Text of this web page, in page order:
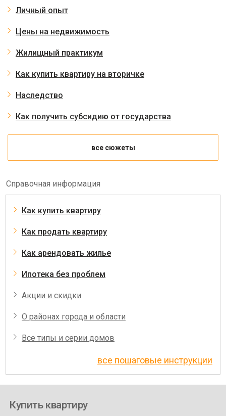
Личный опыт
Цены на недвижимость
Жилищный практикум
Как купить квартиру на вторичке
Наследство
Как получить субсидию от государства
все сюжеты
Справочная информация
Как купить квартиру
Как продать квартиру
Как арендовать жилье
Ипотека без проблем
Акции и скидки
О районах города и области
Все типы и серии домов
все пошаговые инструкции
Купить квартиру